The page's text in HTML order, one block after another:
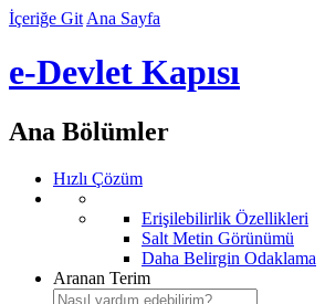
İçeriğe Git Ana Sayfa
e-Devlet Kapısı
Ana Bölümler
Hızlı Çözüm
Erişilebilirlik Özellikleri
Salt Metin Görünümü
Daha Belirgin Odaklama
Aranan Terim